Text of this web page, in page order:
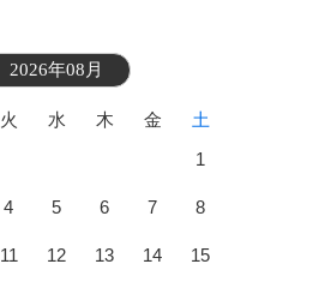
2026年08月
火 水 木 金
土
1
4 5 6 7 8
11 12 13 14 15